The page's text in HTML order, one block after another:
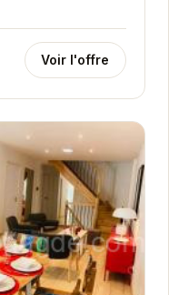
Voir l'offre